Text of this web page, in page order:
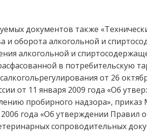
документов также
и оборота алкогольной и
алкогольной и
в потребительскую
от 26
от 11 января 2009 года «Об
пробирного надзора», приказ
года «Об утверждении Правил
сопроводительных